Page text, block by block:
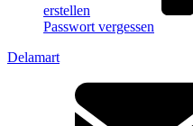
erstellen
Passwort vergessen
Delamart